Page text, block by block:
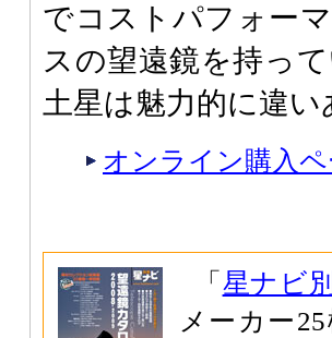
でコストパフォー
スの望遠鏡を持っ
土星は魅力的に違
オンライン購入
「 星ナビ
メーカー